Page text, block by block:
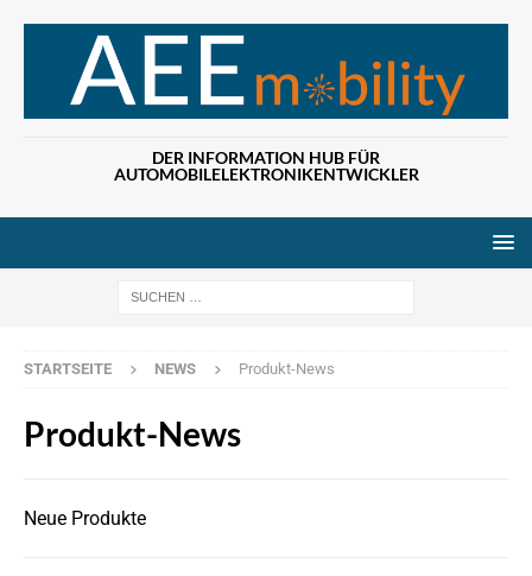
DER INFORMATION HUB FÜR
AUTOMOBILELEKTRONIKENTWICKLER
STARTSEITE NEWS Produkt-News
Produkt-News
Neue Produkte